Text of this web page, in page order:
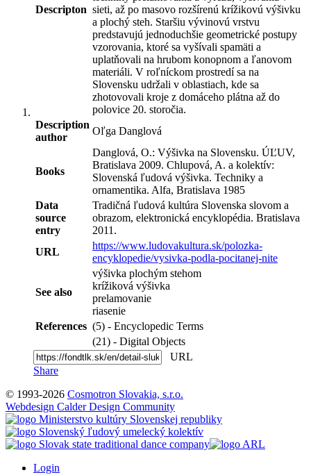
Descripton sieti, až po masovo rozšírenú krížikovú výšivku
a plochý steh. Staršiu vývinovú vrstvu
predstavujú jednoduchšie geometrické postupy
vzorovania, ktoré sa vyšívali spamäti a
uplatňovali na hrubom konopnom a ľanovom
materiáli. V roľníckom prostredí sa na
Slovensku udržali v oblastiach, kde sa
zhotovovali kroje z domáceho plátna až do
polovice 20. storočia.
Description
author
Oľga Danglová
Books
Danglová, O.: Výšivka na Slovensku. ÚĽUV,
Bratislava 2009. Chlupová, A. a kolektív:
Slovenská ľudová výšivka. Techniky a
ornamentika. Alfa, Bratislava 1985
Data
source
entry
Tradičná ľudová kultúra Slovenska slovom a
obrazom, elektronická encyklopédia. Bratislava
2011.
URL
https://www.ludovakultura.sk/polozka-
encyklopedie/vysivka-podla-pocitanej-nite
See also
výšivka plochým stehom
krížiková výšivka
prelamovanie
riasenie
References (5) - Encyclopedic Terms
(21) - Digital Objects
URL
Share
© 1993-2026 Cosmotron Slovakia, s.r.o.
Webdesign Calder Design Community
Login